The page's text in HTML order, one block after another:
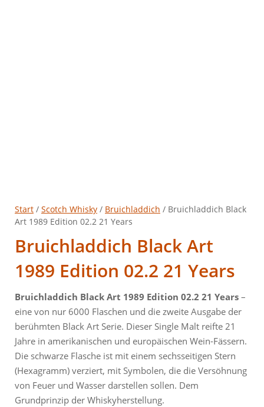
Start / Scotch Whisky / Bruichladdich / Bruichladdich Black
Art 1989 Edition 02.2 21 Years
Bruichladdich Black Art
1989 Edition 02.2 21 Years
Bruichladdich Black Art 1989 Edition 02.2 21 Years –
eine von nur 6000 Flaschen und die zweite Ausgabe der
berühmten Black Art Serie. Dieser Single Malt reifte 21
Jahre in amerikanischen und europäischen Wein-Fässern.
Die schwarze Flasche ist mit einem sechsseitigen Stern
(Hexagramm) verziert, mit Symbolen, die die Versöhnung
von Feuer und Wasser darstellen sollen. Dem
Grundprinzip der Whiskyherstellung.